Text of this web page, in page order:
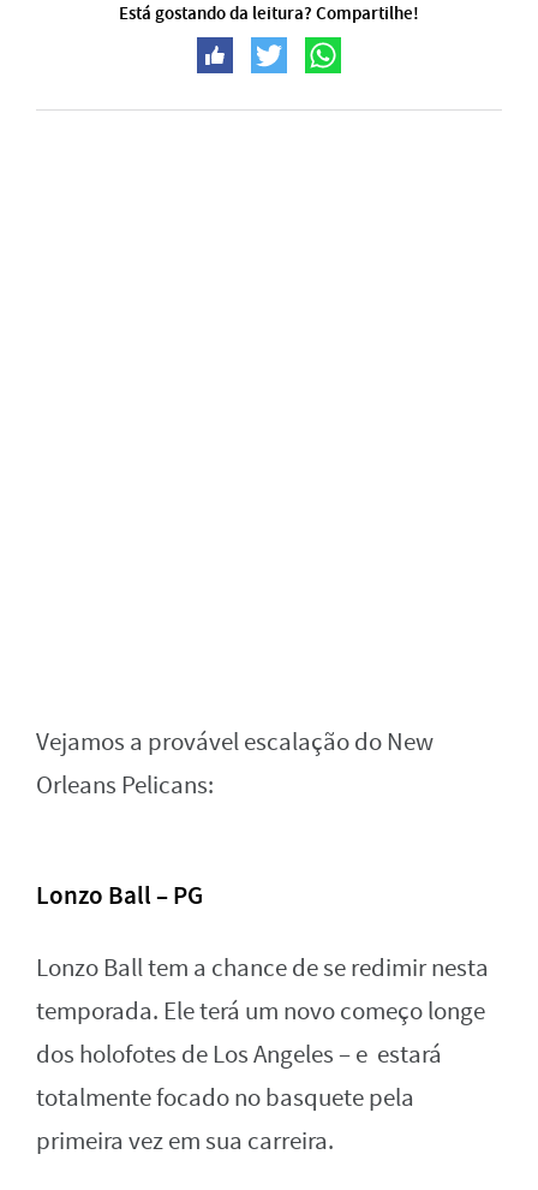
Está gostando da leitura? Compartilhe!
Vejamos a provável escalação do New
Orleans Pelicans:
Lonzo Ball – PG
Lonzo Ball tem a chance de se redimir nesta
temporada. Ele terá um novo começo longe
dos holofotes de Los Angeles – e estará
totalmente focado no basquete pela
primeira vez em sua carreira.